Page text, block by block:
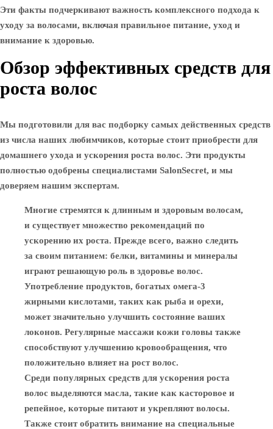
Эти факты подчеркивают важность комплексного подхода к
уходу за волосами, включая правильное питание, уход и
внимание к здоровью.
Обзор эффективных средств для
роста волос
Мы подготовили для вас подборку самых действенных средств
из числа наших любимчиков, которые стоит приобрести для
домашнего ухода и ускорения роста волос. Эти продукты
полностью одобрены специалистами SalonSecret, и мы
доверяем нашим экспертам.
Многие стремятся к длинным и здоровым волосам,
и существует множество рекомендаций по
ускорению их роста. Прежде всего, важно следить
за своим питанием: белки, витамины и минералы
играют решающую роль в здоровье волос.
Употребление продуктов, богатых омега-3
жирными кислотами, таких как рыба и орехи,
может значительно улучшить состояние ваших
локонов. Регулярные массажи кожи головы также
способствуют улучшению кровообращения, что
положительно влияет на рост волос.
Среди популярных средств для ускорения роста
волос выделяются масла, такие как касторовое и
репейное, которые питают и укрепляют волосы.
Также стоит обратить внимание на специальные